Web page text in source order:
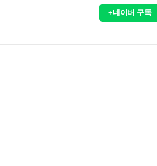
+네이버 구독